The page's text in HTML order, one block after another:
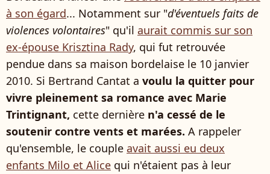
à son égard... Notamment sur "d'éventuels faits de
violences volontaires" qu'il aurait commis sur son
ex-épouse Krisztina Rady, qui fut retrouvée
pendue dans sa maison bordelaise le 10 janvier
2010. Si Bertrand Cantat a voulu la quitter pour
vivre pleinement sa romance avec Marie
Trintignant, cette dernière n'a cessé de le
soutenir contre vents et marées. A rappeler
qu'ensemble, le couple avait aussi eu deux
enfants Milo et Alice qui n'étaient pas à leur